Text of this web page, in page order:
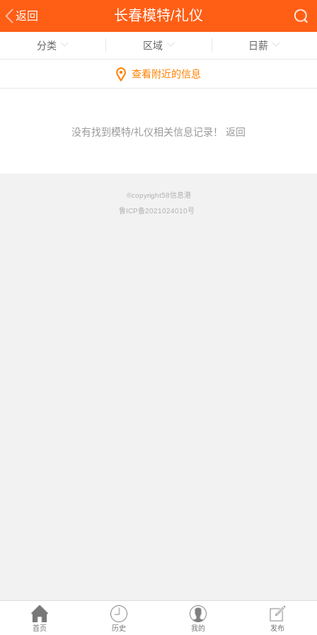
返回 长春模特/礼仪
首页 历史 我的 发布
分类 区域 日薪
查看附近的信息
没有找到模特/礼仪相关信息记录！ 返回
©copyright58信息港
鲁ICP备2021024010号